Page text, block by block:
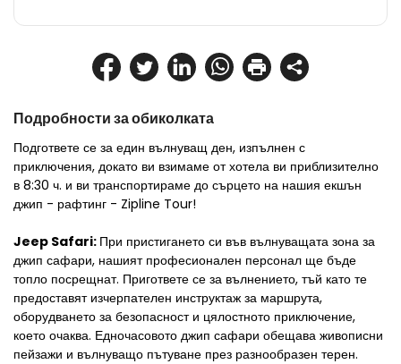
Подробности за обиколката
Подгответе се за един вълнуващ ден, изпълнен с
приключения, докато ви взимаме от хотела ви приблизително
в 8:30 ч. и ви транспортираме до сърцето на нашия екшън
джип - рафтинг - Zipline Tour!
Jeep Safari: При пристигането си във вълнуващата зона за
джип сафари, нашият професионален персонал ще бъде
топло посрещнат. Пригответе се за вълнението, тъй като те
предоставят изчерпателен инструктаж за маршрута,
оборудването за безопасност и цялостното приключение,
което очаква. Едночасовото джип сафари обещава живописни
пейзажи и вълнуващо пътуване през разнообразен терен.